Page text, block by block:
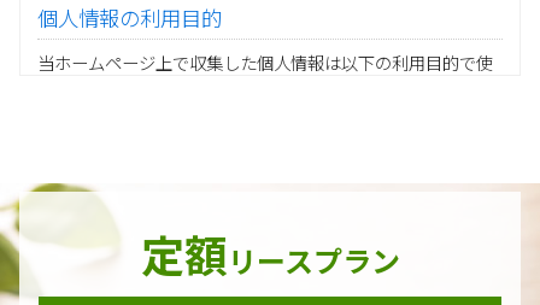
個人情報の利用目的
当ホームページ上で収集した個人情報は以下の利用目的で使
当グループの業務に従事する協力会社様担当者の識別
当グループ内で共同利用する人事関連システムの運用
ダイレクトメール等を利用したアンケート・キャンペーン
などの意見・情報の調査
定額リースプラン